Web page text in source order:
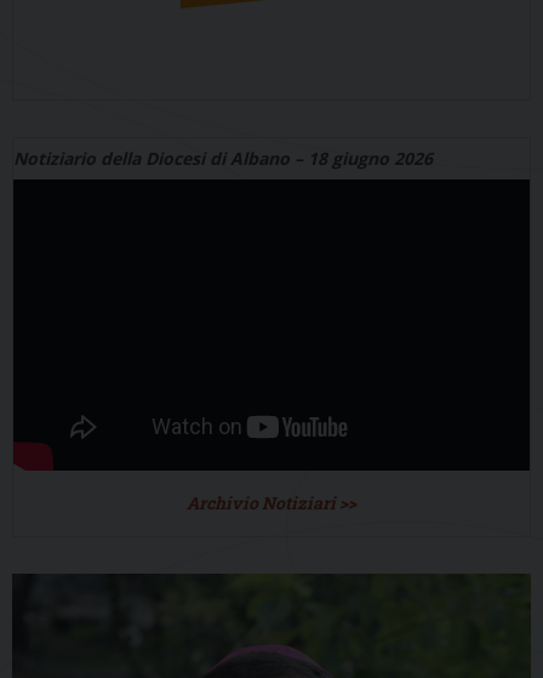
Notiziario della Diocesi di Albano – 18 giugno 2026
Archivio Notiziari >>